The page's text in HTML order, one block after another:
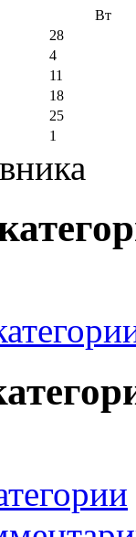
Вт
28
4
11
18
25
1